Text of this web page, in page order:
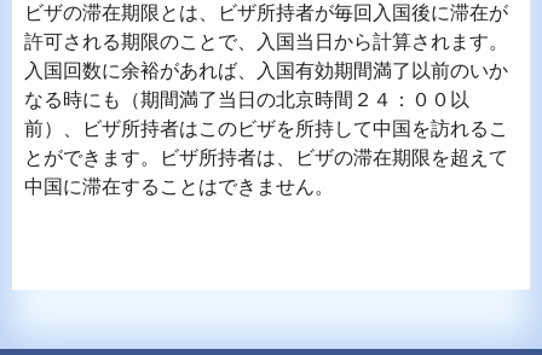
ビザの滞在期限とは、ビザ所持者が毎回入国後に滞在が
許可される期限のことで、入国当日から計算されます。
入国回数に余裕があれば、入国有効期間満了以前のいか
なる時にも（期間満了当日の北京時間２４：００以
前）、ビザ所持者はこのビザを所持して中国を訪れるこ
とができます。ビザ所持者は、ビザの滞在期限を超えて
中国に滞在することはできません。